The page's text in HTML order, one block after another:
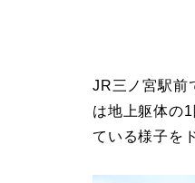
JR三ノ宮駅前
は地上躯体の
ている様子を